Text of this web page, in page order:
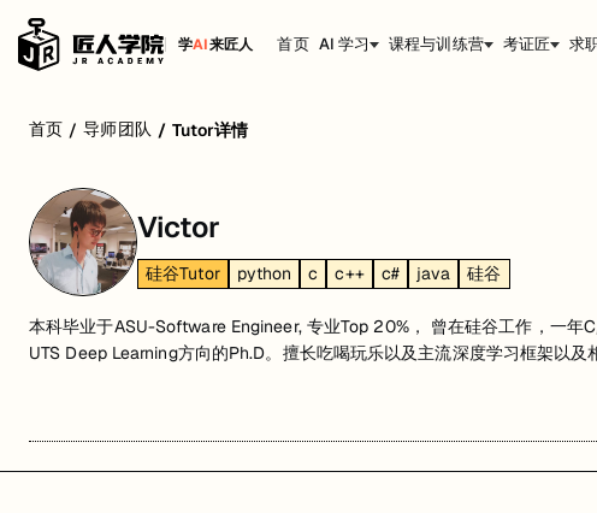
学AI来匠人 首页 AI 学习 课程与训练营 考证匠 求
首页 / 导师团队 / Tutor详情
Victor
硅谷Tutor python c c++ c# java 硅谷
本科毕业于ASU-Software Engineer, 专业Top 20%， 曾在硅谷工作，一年
UTS Deep Learning方向的Ph.D。擅长吃喝玩乐以及主流深度学习框架以及